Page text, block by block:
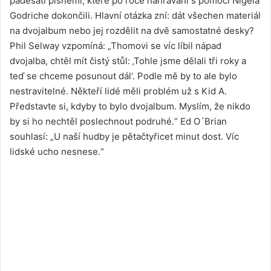
Godriche dokončili. Hlavní otázka zní: dát všechen materiál
na dvojalbum nebo jej rozdělit na dvě samostatné desky?
Phil Selway vzpomíná: „Thomovi se víc líbil nápad
dvojalba, chtěl mít čistý stůl: ‚Tohle jsme dělali tři roky a
teď se chceme posunout dál‘. Podle mě by to ale bylo
nestravitelné. Někteří lidé měli problém už s Kid A.
Představte si, kdyby to bylo dvojalbum. Myslím, že nikdo
by si ho nechtěl poslechnout podruhé.“ Ed O´Brian
souhlasí: „U naší hudby je pětačtyřicet minut dost. Víc
lidské ucho nesnese.“